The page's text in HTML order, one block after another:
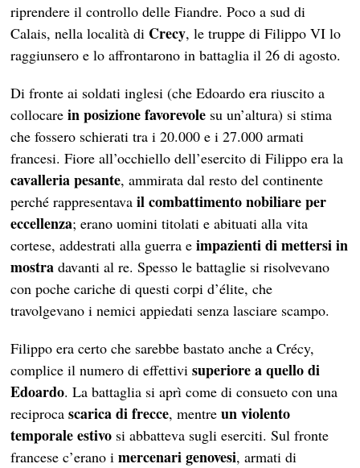
riprendere il controllo delle Fiandre. Poco a sud di
Calais, nella località di Crecy, le truppe di Filippo VI lo
raggiunsero e lo affrontarono in battaglia il 26 di agosto.
Di fronte ai soldati inglesi (che Edoardo era riuscito a
collocarein posizione favorevole su un’altura) si stima
che fossero schierati tra i 20.000 e i 27.000 armati
francesi. Fiore all’occhiello dell’esercito di Filippo era la
cavalleria pesante, ammirata dal resto del continente
perché rappresentavail combattimento nobiliare per
eccellenza; erano uomini titolati e abituati alla vita
cortese, addestrati alla guerra eimpazienti di mettersi in
mostra davanti al re. Spesso le battaglie si risolvevano
con poche cariche di questi corpi d’élite, che
travolgevano i nemici appiedati senza lasciare scampo.
Filippo era certo che sarebbe bastato anche a Crécy,
complice il numero di effettivisuperiore a quello di
Edoardo. La battaglia si aprì come di consueto con una
reciprocascarica di frecce, mentreun violento
temporale estivo si abbatteva sugli eserciti. Sul fronte
francese c’erano imercenari genovesi, armati di